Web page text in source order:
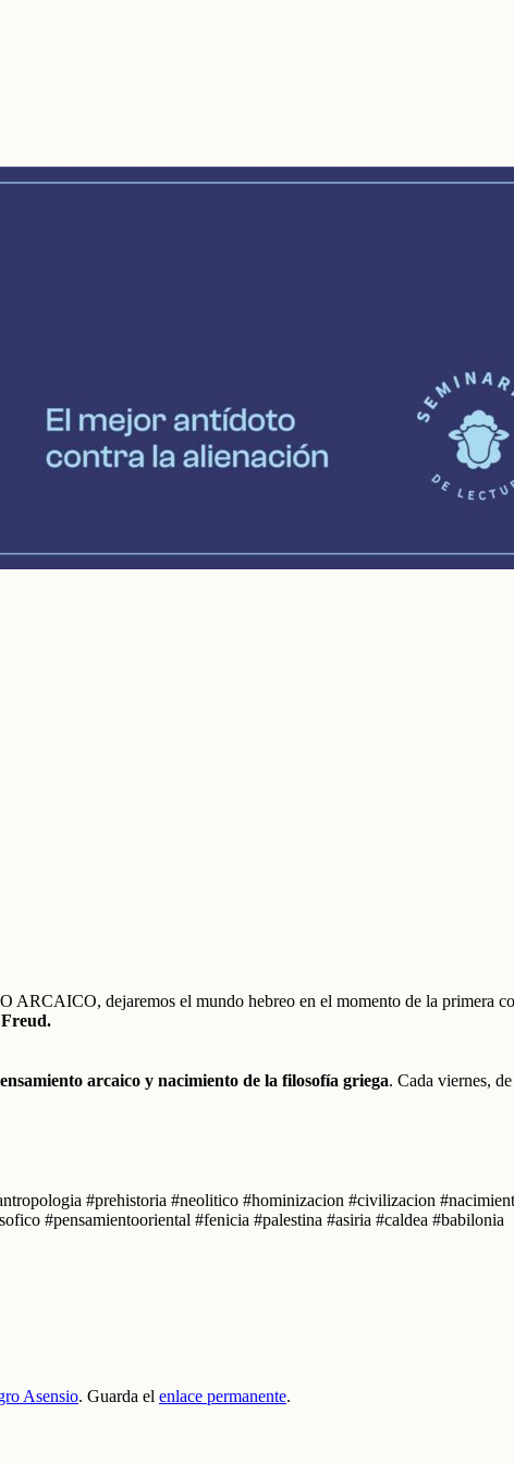
dejaremos el mundo hebreo en el momento de la primera
arcaico y nacimiento de la filosofía griega. Cada viernes,
#prehistoria #neolitico #hominizacion #civilizacion
#pensamientooriental #fenicia #palestina #asiria #caldea #babilonia
Asensio. Guarda el enlace permanente.